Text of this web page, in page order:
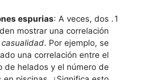
espurias: A⁣ veces, dos
mostrar una correlación
.⁤ Por ejemplo, se
una correlación entre el
‌de helados⁣ y el número de